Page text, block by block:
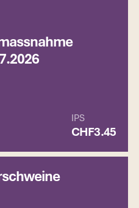
IPS
CHF3.45